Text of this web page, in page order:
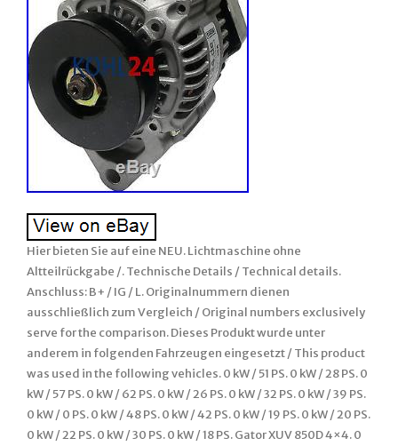
Hier bieten Sie auf eine NEU. Lichtmaschine ohne
Altteilrückgabe /. Technische Details / Technical details.
Anschluss: B+ / IG / L. Originalnummern dienen
ausschließlich zum Vergleich / Original numbers exclusively
serve for the comparison. Dieses Produkt wurde unter
anderem in folgenden Fahrzeugen eingesetzt / This product
was used in the following vehicles. 0 kW / 51 PS. 0 kW / 28 PS. 0
kW / 57 PS. 0 kW / 62 PS. 0 kW / 26 PS. 0 kW / 32 PS. 0 kW / 39 PS.
0 kW / 0 PS. 0 kW / 48 PS. 0 kW / 42 PS. 0 kW / 19 PS. 0 kW / 20 PS.
0 kW / 22 PS. 0 kW / 30 PS. 0 kW / 18 PS. Gator XUV 850D 4×4. 0